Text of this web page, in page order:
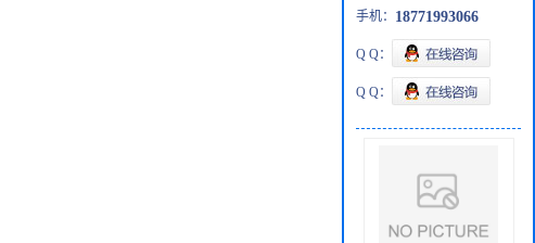
手机： 18771993066
Q Q：
Q Q：